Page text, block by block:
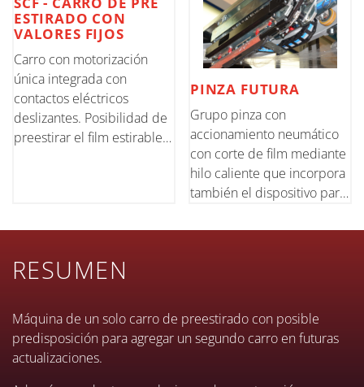
ESTIRADO CON
VALORES FIJOS
Carro con motorización
única integrada con
contactos eléctricos
deslizantes. Posibilidad de
preestirar el film estirable a
PINZA FUTURA
Grupo pinza con
accionamiento neumático
con corte de film mediante
hilo caliente que incorpora
también el dispositivo para
solapa del film en el
RESUMEN
Máquina de un solo carro de preestirado con posible
predisposición para agregar un segundo carro en futuras
actualizaciones.